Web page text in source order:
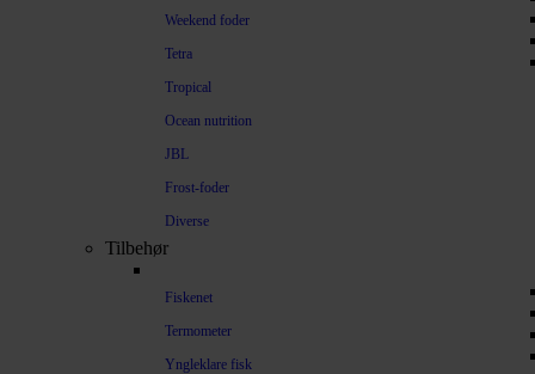
Weekend foder
Tetra
Tropical
Ocean nutrition
JBL
Frost-foder
Diverse
Tilbehør
Fiskenet
Termometer
Yngleklare fisk